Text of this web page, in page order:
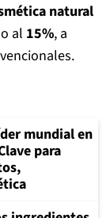
natural
al 15%, a
mundial en
para